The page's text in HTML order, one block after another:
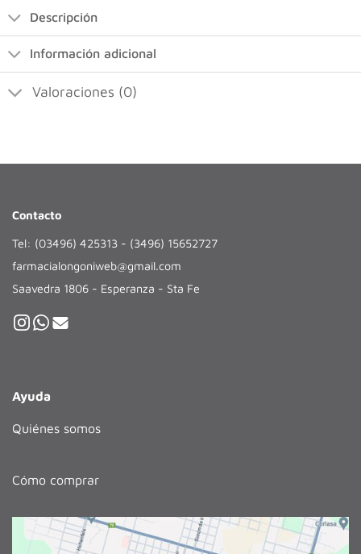
Descripción
Información adicional
Valoraciones (0)
Contacto
Tel: (03496) 425313 - (3496) 15652727
farmacialongoniweb@gmail.com
Saavedra 1806 - Esperanza - Sta Fe
Ayuda
Quiénes somos
Cómo comprar